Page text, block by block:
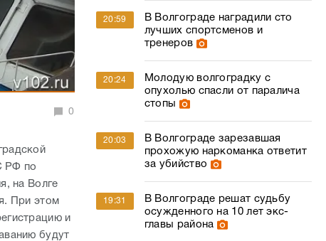
0
РФ по
на Волге
При этом
и
будут
20:59
В Волгограде наградили сто
лучших спортсменов и
тренеров
20:24
Молодую волгоградку с
опухолью спасли от паралича
стопы
20:03
В Волгограде зарезавшая
прохожую наркоманка ответит
за убийство
19:31
В Волгограде решат судьбу
осужденного на 10 лет экс-
главы района